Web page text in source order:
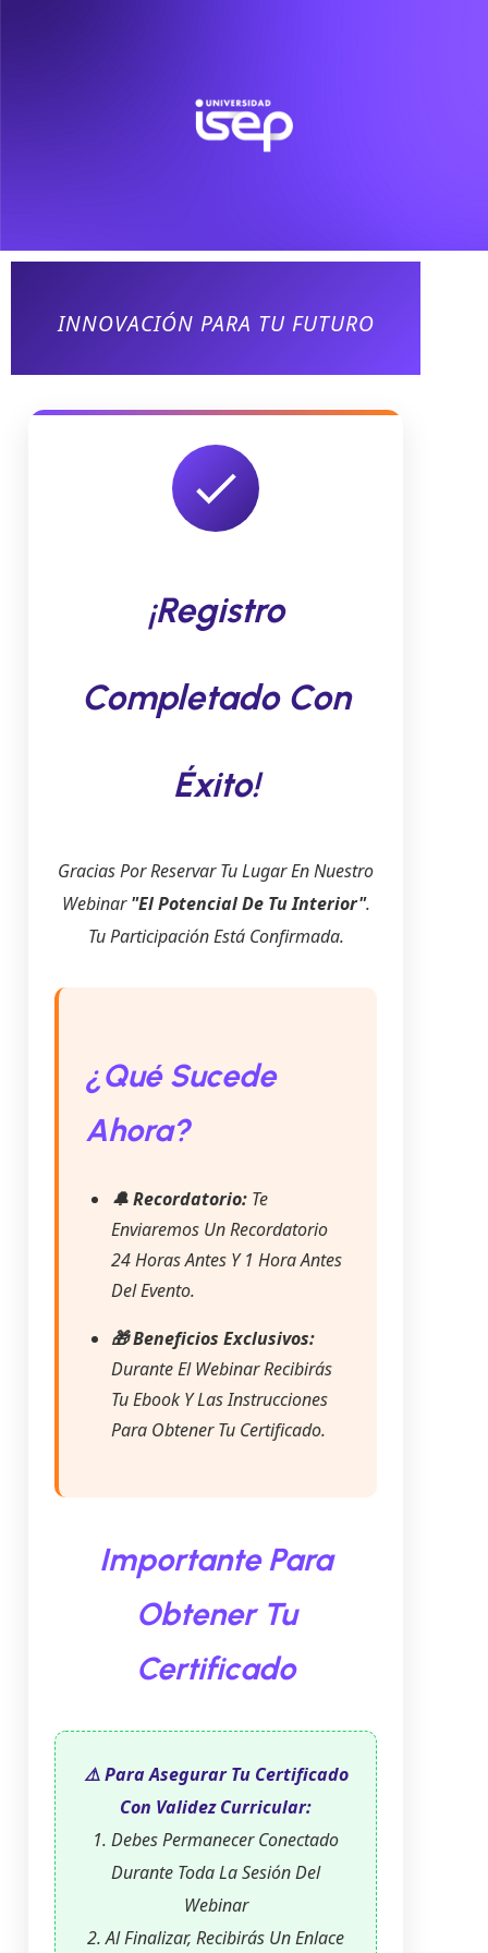
INNOVACIÓN PARA TU FUTURO
¡Registro
Completado Con
Éxito!
Gracias Por Reservar Tu Lugar En Nuestro
Webinar"El Potencial De Tu Interior".
Tu Participación Está Confirmada.
¿Qué Sucede
Ahora?
🔔 Recordatorio: Te
Enviaremos Un Recordatorio
24 Horas Antes Y 1 Hora Antes
Del Evento.
🎁 Beneficios Exclusivos:
Durante El Webinar Recibirás
Tu Ebook Y Las Instrucciones
Para Obtener Tu Certificado.
Importante Para
Obtener Tu
Certificado
⚠️ Para Asegurar Tu Certificado
Con Validez Curricular:
1. Debes Permanecer Conectado
Durante Toda La Sesión Del
Webinar
2. Al Finalizar, Recibirás Un Enlace